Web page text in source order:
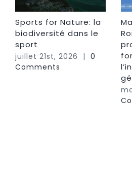
Sports for Nature: la
biodiversité dans le
sport
juillet 21st, 2026 | 0
Comments